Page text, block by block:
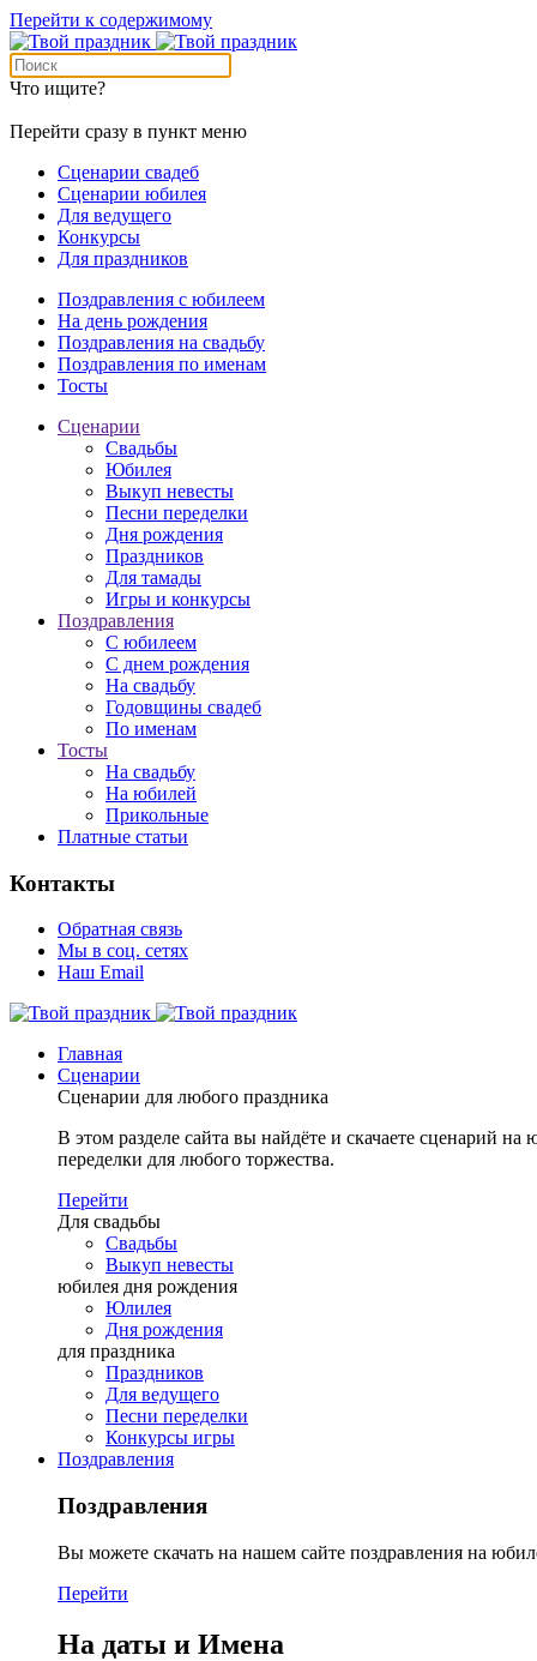
Перейти к содержимому
Что ищите?
Перейти сразу в пункт меню
Сценарии свадеб
Сценарии юбилея
Для ведущего
Конкурсы
Для праздников
Поздравления с юбилеем
На день рождения
Поздравления на свадьбу
Поздравления по именам
Тосты
Сценарии
Свадьбы
Юбилея
Выкуп невесты
Песни переделки
Дня рождения
Праздников
Для тамады
Игры и конкурсы
Поздравления
С юбилеем
С днем рождения
На свадьбу
Годовщины свадеб
По именам
Тосты
На свадьбу
На юбилей
Прикольные
Платные статьи
Контакты
Обратная связь
Мы в соц. сетях
Наш Email
Главная
Сценарии
Сценарии для любого праздника
В этом разделе сайта вы найдёте и скачаете сценарий
переделки для любого торжества.
Перейти
Для свадьбы
Свадьбы
Выкуп невесты
юбилея дня рождения
Юлилея
Дня рождения
для праздника
Праздников
Для ведущего
Песни переделки
Конкурсы игры
Поздравления
Поздравления
Вы можете скачать на нашем сайте поздравления на
Перейти
На даты и Имена